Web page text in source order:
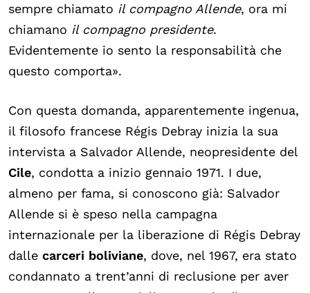
sempre chiamato il compagno Allende, ora mi
chiamano il compagno presidente.
Evidentemente io sento la responsabilità che
questo comporta».
Con questa domanda, apparentemente ingenua,
il filosofo francese Régis Debray inizia la sua
intervista a Salvador Allende, neopresidente del
Cile, condotta a inizio gennaio 1971. I due,
almeno per fama, si conoscono già: Salvador
Allende si è speso nella campagna
internazionale per la liberazione di Régis Debray
dalle carceri boliviane, dove, nel 1967, era stato
condannato a trent’anni di reclusione per aver